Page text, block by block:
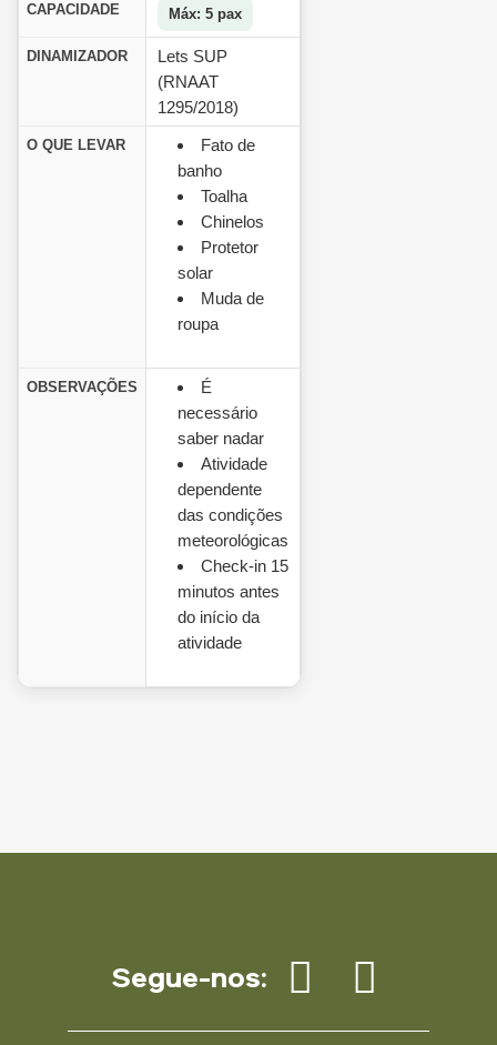
CAPACIDADE Máx: 5 pax
DINAMIZADOR
Lets SUP
(RNAAT
1295/2018)
O QUE LEVAR
Fato de
banho
Toalha
Chinelos
Protetor
solar
Muda de
roupa
OBSERVAÇÕES
É
necessário
saber nadar
Atividade
dependente
das condições
meteorológicas
Check-in 15
minutos antes
do início da
atividade
Segue-nos: